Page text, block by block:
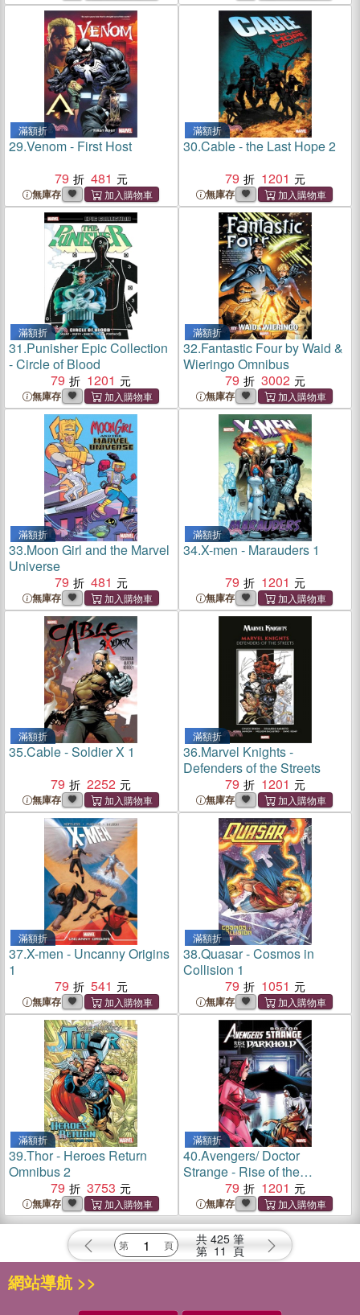
滿額折
29.Venom - First Host
79
481
無庫存
滿額折
30.Cable - the Last Hope 2
79
1201
無庫存
滿額折
31.Punisher Epic Collection
- Circle of Blood
79
1201
無庫存
滿額折
32.Fantastic Four by Waid &
Wieringo Omnibus
79
3002
無庫存
滿額折
33.Moon Girl and the Marvel
Universe
79
481
無庫存
滿額折
34.X-men - Marauders 1
79
1201
無庫存
滿額折
35.Cable - Soldier X 1
79
2252
無庫存
滿額折
36.Marvel Knights -
Defenders of the Streets
79
1201
無庫存
滿額折
37.X-men - Uncanny Origins
1
79
541
無庫存
滿額折
38.Quasar - Cosmos in
Collision 1
79
1051
無庫存
滿額折
39.Thor - Heroes Return
Omnibus 2
79
3753
無庫存
滿額折
40.Avengers/ Doctor
Strange - Rise of the
Darkhold 1
79 1201
無庫存
共 425 筆
第 11 頁
網站導航 >>